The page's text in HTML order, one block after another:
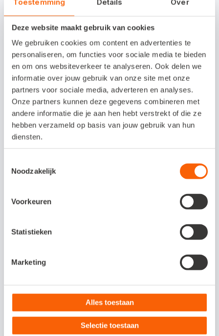
Toestemming Details Over
Deze website maakt gebruik van cookies
We gebruiken cookies om content en advertenties te
personaliseren, om functies voor sociale media te bieden
en om ons websiteverkeer te analyseren. Ook delen we
informatie over jouw gebruik van onze site met onze
partners voor sociale media, adverteren en analyses.
Onze partners kunnen deze gegevens combineren met
andere informatie die je aan hen hebt verstrekt of die ze
hebben verzameld op basis van jouw gebruik van hun
diensten.
Noodzakelijk
Voorkeuren
Statistieken
Marketing
Alles toestaan
Selectie toestaan
Interesse in deze
koppeling?
Neem contact op met de helpdesk via
e-mailadres support@boekhoudapi.nl
of telefoonnummer 085 - 082 3250.
Veelgestelde vragen
Om wat voor type koppeling gaat het?
werkt volledig online en kun je daarom
Hoe activeer ik de koppeling?
Waar kan ik meer informatie vinden